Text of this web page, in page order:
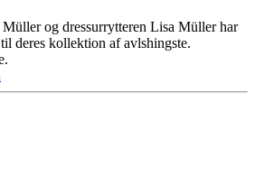
og dressurrytteren Lisa Müller har
deres kollektion af avlshingste.